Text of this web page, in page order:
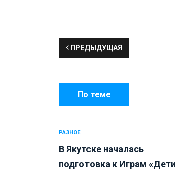
ПРЕДЫДУЩАЯ
По теме
РАЗНОЕ
В Якутске началась
подготовка к Играм «Дети